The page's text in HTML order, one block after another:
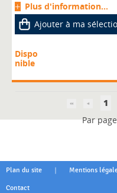
Plus d'information...
Ajouter à ma
Dispo
nible
1
Par
Plan du site | Mentions
Contact